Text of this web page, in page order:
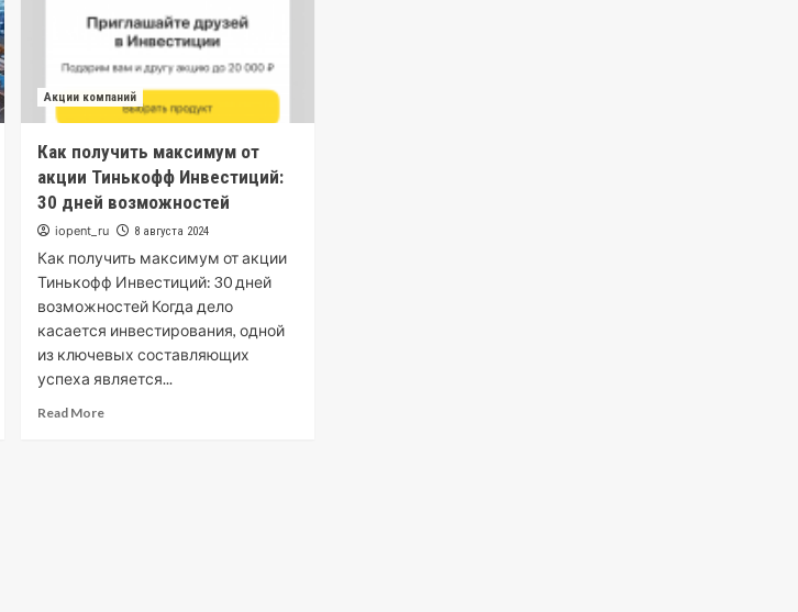
Акции компаний
Как получить максимум от
акции Тинькофф Инвестиций:
30 дней возможностей
iopent_ru 8 августа 2024
Как получить максимум от акции
Тинькофф Инвестиций: 30 дней
возможностей Когда дело
касается инвестирования, одной
из ключевых составляющих
успеха является...
Read More